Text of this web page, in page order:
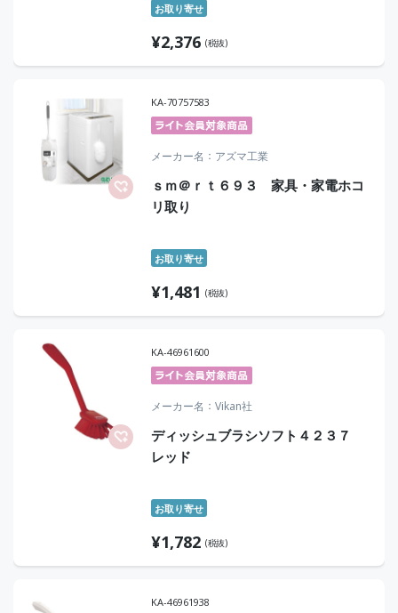
お取り寄せ
¥2,376 (税抜)
KA-70757583
メーカー名 アズマ工業
ｓｍ＠ｒｔ６９３ 家具・家電ホコ
リ取り
お取り寄せ
¥1,481 (税抜)
KA-46961600
メーカー名 Vikan社
ディッシュブラシソフト４２３７
レッド
お取り寄せ
¥1,782 (税抜)
KA-46961938